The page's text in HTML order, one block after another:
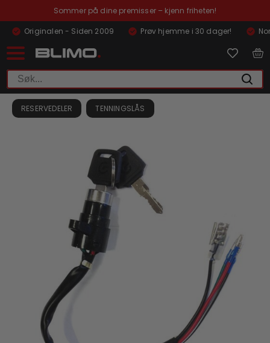
Sommer på dine premisser – kjenn friheten!
Originalen - Siden 2009
Prøv hjemme i 30 dager!
RESERVEDELER TENNINGSLÅS